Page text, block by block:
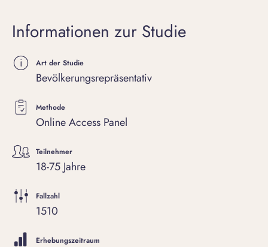
Informationen zur Studie
Art der Studie
Bevölkerungsrepräsentativ
Methode
Online Access Panel
Teilnehmer
18-75 Jahre
Fallzahl
1510
Erhebungszeitraum